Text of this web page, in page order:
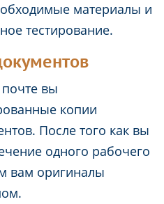
материалы и
тестирование.
вы
копии
После того как вы
одного рабочего
вам оригиналы